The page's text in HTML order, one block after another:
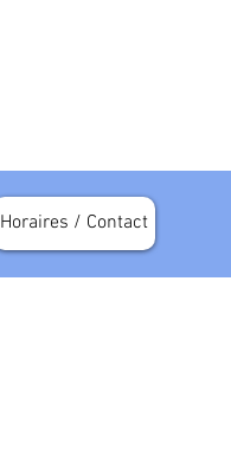
Horaires / Contact